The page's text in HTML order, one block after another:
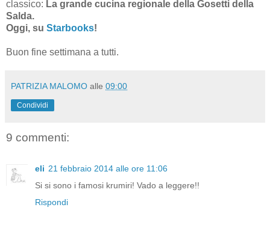
classico: La grande cucina regionale della Gosetti della
Salda.
Oggi, su Starbooks!
Buon fine settimana a tutti.
PATRIZIA MALOMO alle 09:00
Condividi
9 commenti:
eli 21 febbraio 2014 alle ore 11:06
Si si sono i famosi krumiri! Vado a leggere!!
Rispondi